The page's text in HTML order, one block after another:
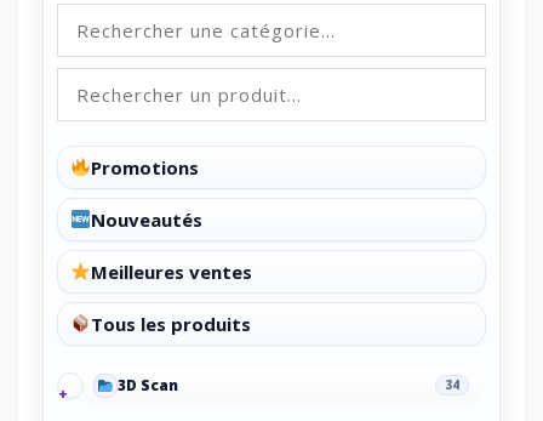
Promotions
Nouveautés
Meilleures ventes
Tous les produits
3D Scan 34